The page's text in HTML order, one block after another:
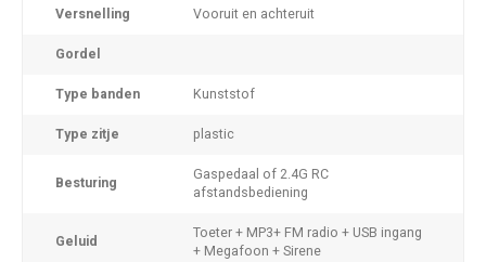
Versnelling Vooruit en achteruit
Gordel
Type banden Kunststof
Type zitje plastic
Besturing
Gaspedaal of 2.4G RC
afstandsbediening
Geluid
Toeter + MP3+ FM radio + USB ingang
+ Megafoon + Sirene